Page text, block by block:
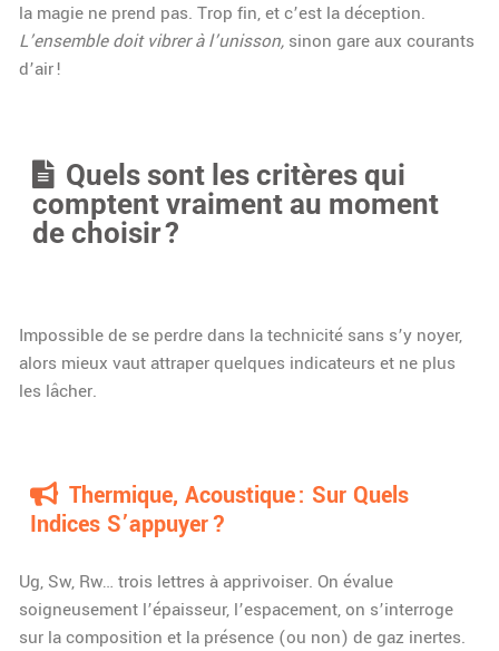
la magie ne prend pas. Trop fin, et c’est la déception.
L’ensemble doit vibrer à l’unisson, sinon gare aux courants
d’air !
Quels sont les critères qui
comptent vraiment au moment
de choisir ?
Impossible de se perdre dans la technicité sans s’y noyer,
alors mieux vaut attraper quelques indicateurs et ne plus
les lâcher.
Thermique, Acoustique : Sur Quels
Indices S’appuyer ?
Ug, Sw, Rw… trois lettres à apprivoiser. On évalue
soigneusement l’épaisseur, l’espacement, on s’interroge
sur la composition et la présence (ou non) de gaz inertes.